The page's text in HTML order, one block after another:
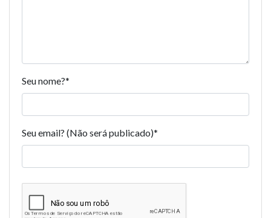
Seu nome?*
Seu email? (Não será publicado)*